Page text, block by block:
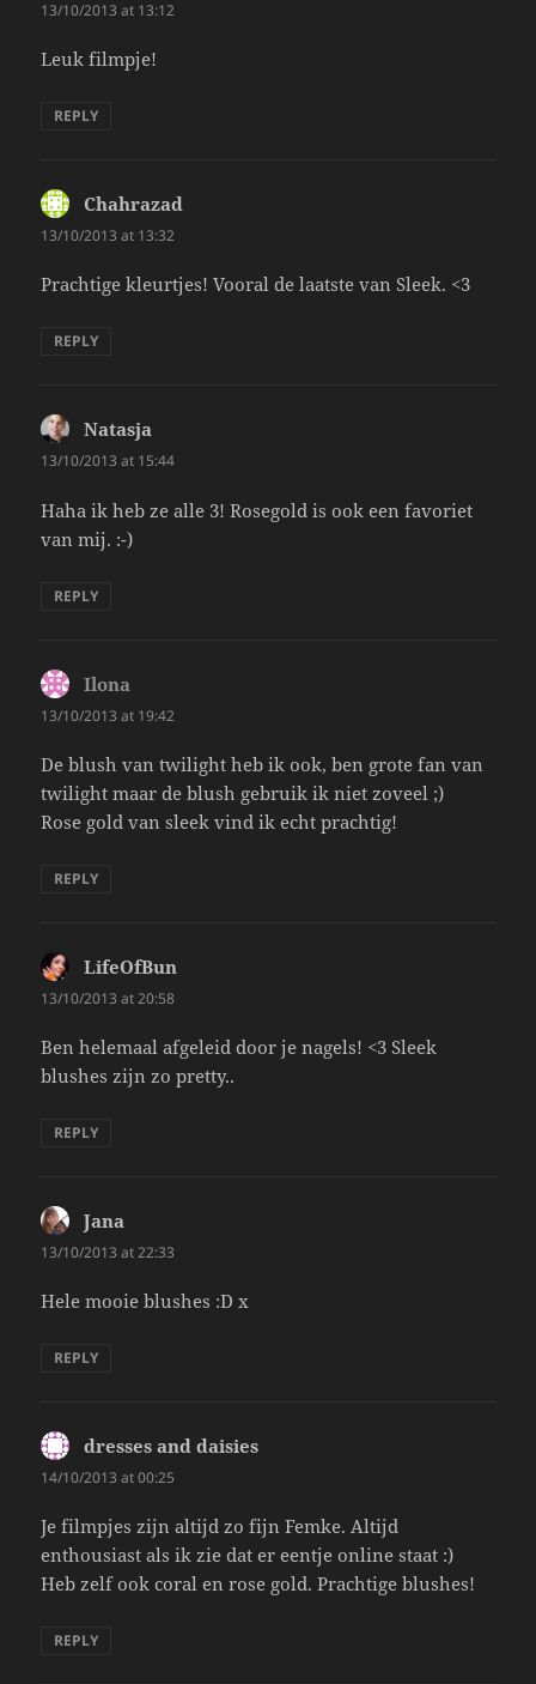
13/10/2013 at 13:12
Leuk filmpje!
REPLY
Chahrazad
13/10/2013 at 13:32
Prachtige kleurtjes! Vooral de laatste van Sleek. <3
REPLY
Natasja
13/10/2013 at 15:44
Haha ik heb ze alle 3! Rosegold is ook een favoriet
van mij. :-)
REPLY
Ilona
13/10/2013 at 19:42
De blush van twilight heb ik ook, ben grote fan van
twilight maar de blush gebruik ik niet zoveel ;)
Rose gold van sleek vind ik echt prachtig!
REPLY
LifeOfBun
13/10/2013 at 20:58
Ben helemaal afgeleid door je nagels! <3 Sleek
blushes zijn zo pretty..
REPLY
Jana
13/10/2013 at 22:33
Hele mooie blushes :D x
REPLY
dresses and daisies
14/10/2013 at 00:25
Je filmpjes zijn altijd zo fijn Femke. Altijd
enthousiast als ik zie dat er eentje online staat :)
Heb zelf ook coral en rose gold. Prachtige blushes!
REPLY